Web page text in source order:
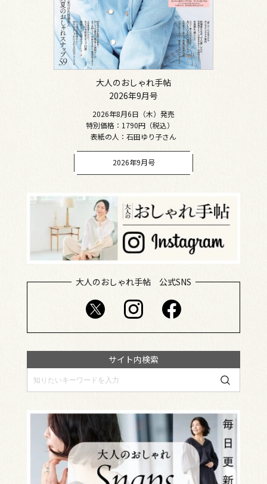
大人のおしゃれ手帖
2026年9月号
2026年8月6日（木）発売
特別価格：1790円（税込）
表紙の人：石田ゆり子さん
2026年9月号
大人のおしゃれ手帖 公式SNS
サイト内検索